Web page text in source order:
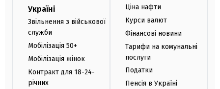
Україні
Звільнення з військової
служби
Мобілізація 50+
Мобілізація жінок
Контракт для 18-24-
річних
Ціна нафти
Курси валют
Фінансові новини
Тарифи на комунальні
послуги
Податки
Пенсія в Україні